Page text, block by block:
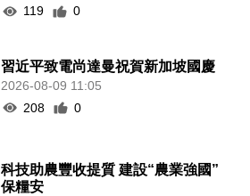
119
0
習近平致電尚達曼祝賀新加坡國慶
2026-08-09 11:05
208
0
科技助農豐收提質 建設“農業強國”
保糧安